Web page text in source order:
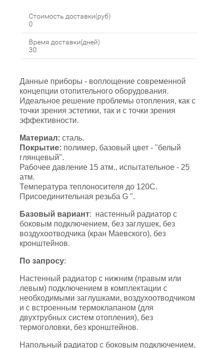
Стоимость доставки(руб)
0
Время доставки(дней)
30
Данные приборы - воплощение современной
концепции отопительного оборудования.
Идеальное решение проблемы отопления, как с
точки зрения эстетики, так и с точки зрения
эффективности.
Материал: сталь.
Покрытие: полимер, базовый цвет - "белый
глянцевый".
Рабочее давление 15 атм., испытательное - 25
атм.
Температура теплоносителя до 120С.
Присоединительная резьба G ".
Базовый вариант: настенный радиатор с
боковым подключением, без заглушек, без
воздухоотводчика (кран Маевского), без
кронштейнов.
По запросу:
Настенный радиатор с нижним (правым или
левым) подключением в комплектации с
необходимыми заглушками, воздухоотводчиком
и с встроенным термоклапаном (для
двухтрубных систем отопления), без
термоголовки, без кронштейнов.
Напольный радиатор с боковым подключением,